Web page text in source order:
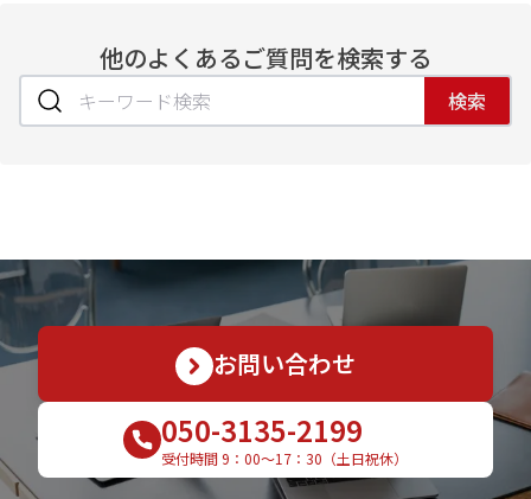
ご利用ガイド
ご利用の流れ ご返却方法
事例紹介
よくあるご質問
会社概要
他のよくあるご質問を検索する
検索
お問い合わせ
050-3135-2199
受付時間 9：00〜17：30（土日祝休）